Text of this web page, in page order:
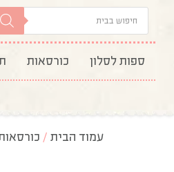
ספות לסלון כורסאות
עמוד הבית /